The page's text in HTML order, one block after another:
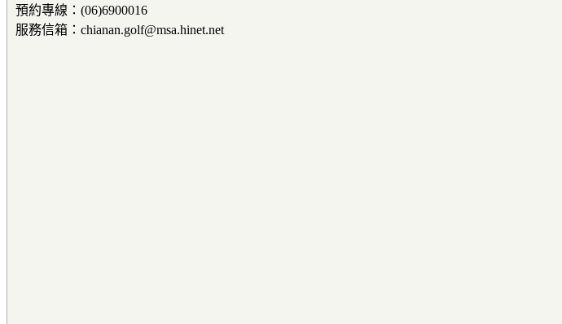
預約專線：(06)6900016
服務信箱：chianan.golf@msa.hinet.net